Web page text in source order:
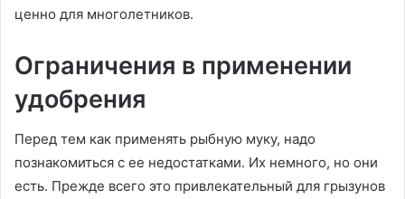
ценно для многолетников.
Ограничения в применении
удобрения
Перед тем как применять рыбную муку, надо
познакомиться с ее недостатками. Их немного, но они
есть. Прежде всего это привлекательный для грызунов